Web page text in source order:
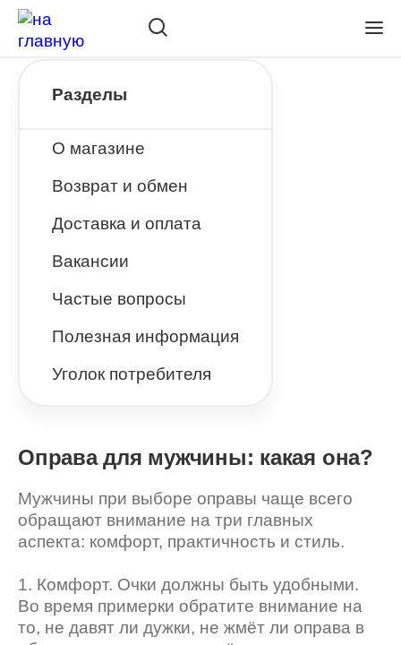
Разделы
О магазине
Возврат и обмен
Доставка и оплата
Вакансии
Частые вопросы
Полезная информация
Уголок потребителя
Оправа для мужчины: какая она?
Мужчины при выборе оправы чаще всего
обращают внимание на три главных
аспекта: комфорт, практичность и стиль.
1. Комфорт. Очки должны быть удобными.
Во время примерки обратите внимание на
то, не давят ли дужки, не жмёт ли оправа в